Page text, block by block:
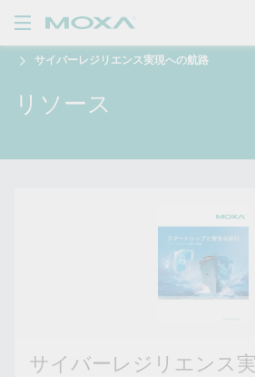
品
リューション
サイバーレジリエンス実現への航路
リソース
サイバーレジリエンス
バッグを見る